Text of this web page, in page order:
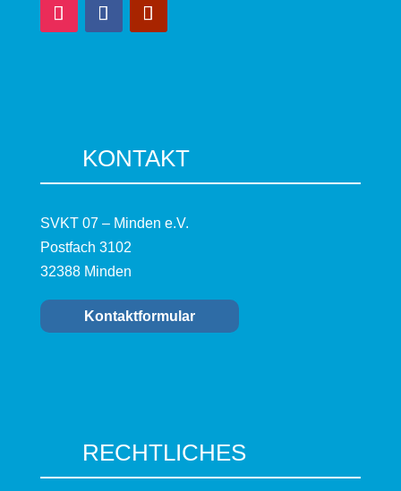
KONTAKT
SVKT 07 – Minden e.V.
Postfach 3102
32388 Minden
Kontaktformular
RECHTLICHES